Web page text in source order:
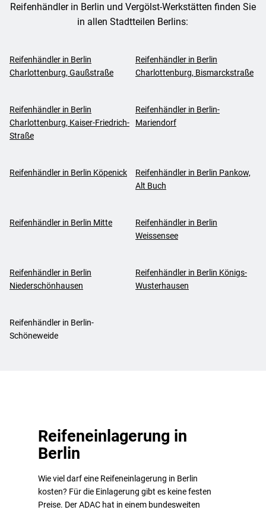
Reifenhändler in Berlin und Vergölst-Werkstätten finden Sie
in allen Stadtteilen Berlins:
Reifenhändler in Berlin
Charlottenburg, Gaußstraße
Reifenhändler in Berlin
Charlottenburg, Bismarckstraße
Reifenhändler in Berlin
Charlottenburg, Kaiser-Friedrich-
Straße
Reifenhändler in Berlin-
Mariendorf
Reifenhändler in Berlin Köpenick
Reifenhändler in Berlin Pankow,
Alt Buch
Reifenhändler in Berlin Mitte
Reifenhändler in Berlin
Weissensee
Reifenhändler in Berlin
Niederschönhausen
Reifenhändler in Berlin Königs-
Wusterhausen
Reifenhändler in Berlin-
Schöneweide
Reifeneinlagerung in
Berlin
Wie viel darf eine Reifeneinlagerung in Berlin
kosten? Für die Einlagerung gibt es keine festen
Preise. Der ADAC hat in einem bundesweiten